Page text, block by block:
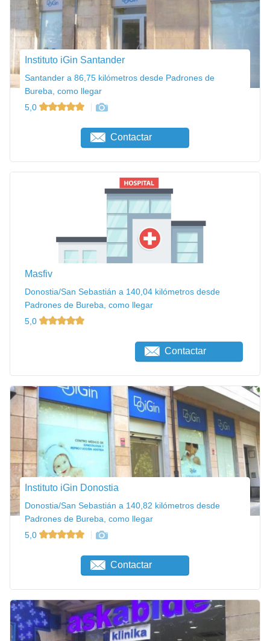
Instituto iGin Santander
Santander a 86,75 kilómetros desde Padrones de
Bureba, como llegar
5,0
Contactar
Masfiv
Donostia/San Sebastián a 140,04 kilómetros desde
Padrones de Bureba, como llegar
5,0
Contactar
Instituto iGin Donostia
Donostia/San Sebastián a 140,82 kilómetros desde
Padrones de Bureba, como llegar
5,0
Contactar